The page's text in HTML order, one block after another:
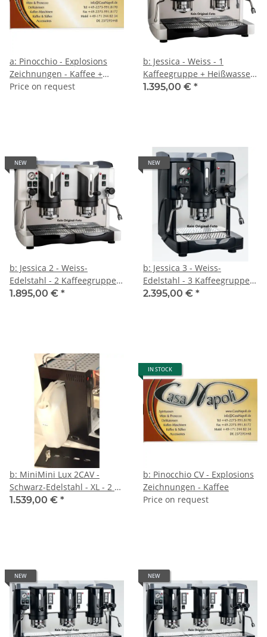
a: Pinocchio - Explosions
Zeichnungen - Kaffee +
Dampf - Zweikreis - Spinel
Price on request
b: Jessica - Weiss - 1
Kaffeegruppe + Heißwasser
+ Dampf - Zweikreis + 1-
1.395,00 € *
NEW
b: Jessica 2 - Weiss-
Edelstahl - 2 Kaffeegruppen
+ Heisswasser + Dampf - 2-
1.895,00 € *
NEW
b: Jessica 3 - Weiss-
Edelstahl - 3 Kaffeegruppen
+ Heisswasser + Dampf - 2-
2.395,00 € *
b: MiniMini Lux 2CAV -
Schwarz-Edelstahl - XL - 2 *
Kaffee, Heisswasser und
1.539,00 € *
IN STOCK
b: Pinocchio CV - Explosions
Zeichnungen - Kaffee
Price on request
NEW NEW